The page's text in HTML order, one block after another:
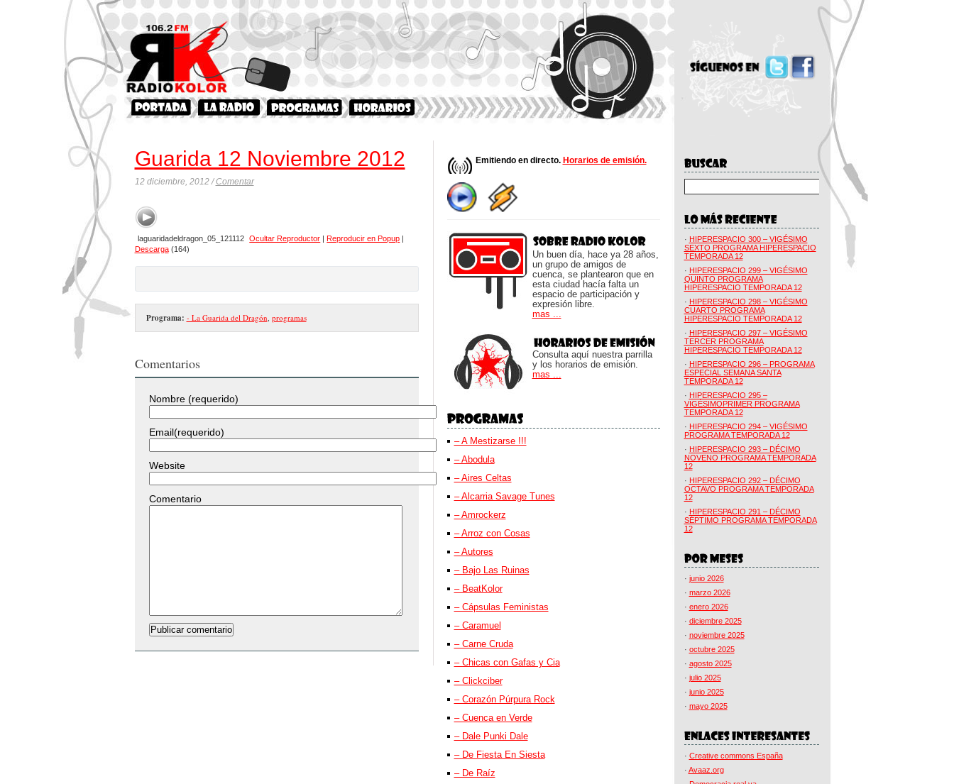
Guarida 12 Noviembre 2012
12 diciembre, 2012 /Comentar
laguaridadeldragon_05_121112 Ocultar Reproductor |Reproducir en Popup |
Descarga(164)
Programa: - La Guarida del Dragón programas
Comentarios
Nombre (requerido)
Email(requerido)
Website
Comentario
Emitiendo en directo. Horarios de emisión.
Un buen día, hace ya 28 años,
un grupo de amigos de
cuenca, se plantearon que en
esta ciudad hacía falta un
espacio de participación y
expresión libre.
mas ...
Consulta aquí nuestra parrilla
y los horarios de emisión.
mas ...
– A Mestizarse !!!
– Abodula
– Aires Celtas
– Alcarria Savage Tunes
– Amrockerz
– Arroz con Cosas
– Autores
– Bajo Las Ruinas
– BeatKolor
– Cápsulas Feministas
– Caramuel
– Carne Cruda
– Chicas con Gafas y Cia
– Clickciber
– Corazón Púrpura Rock
– Cuenca en Verde
– Dale Punki Dale
– De Fiesta En Siesta
– De Raíz
· HIPERESPACIO 300 – VIGÉSIMO
SEXTO PROGRAMA HIPERESPACIO
TEMPORADA 12
· HIPERESPACIO 299 – VIGÉSIMO
QUINTO PROGRAMA
HIPERESPACIO TEMPORADA 12
· HIPERESPACIO 298 – VIGÉSIMO
CUARTO PROGRAMA
HIPERESPACIO TEMPORADA 12
· HIPERESPACIO 297 – VIGÉSIMO
TERCER PROGRAMA
HIPERESPACIO TEMPORADA 12
· HIPERESPACIO 296 – PROGRAMA
ESPECIAL SEMANA SANTA
TEMPORADA 12
· HIPERESPACIO 295 –
VIGÉSIMOPRIMER PROGRAMA
TEMPORADA 12
· HIPERESPACIO 294 – VIGÉSIMO
PROGRAMA TEMPORADA 12
· HIPERESPACIO 293 – DÉCIMO
NOVENO PROGRAMA TEMPORADA
12
· HIPERESPACIO 292 – DÉCIMO
OCTAVO PROGRAMA TEMPORADA
12
· HIPERESPACIO 291 – DÉCIMO
SÉPTIMO PROGRAMA TEMPORADA
12
· junio 2026
· marzo 2026
· enero 2026
· diciembre 2025
· noviembre 2025
· octubre 2025
· agosto 2025
· julio 2025
· junio 2025
· mayo 2025
· Creative commons España
· Avaaz.org